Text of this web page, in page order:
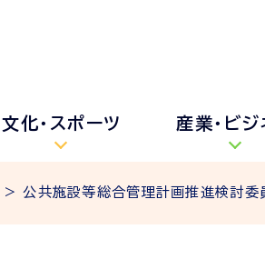
文化・スポーツ 産業・ビ
> 公共施設等総合管理計画推進検討委